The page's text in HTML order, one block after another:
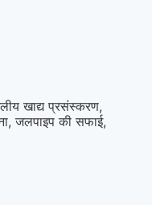
खाद्य प्रसंस्करण,
जलपाइप की सफाई,